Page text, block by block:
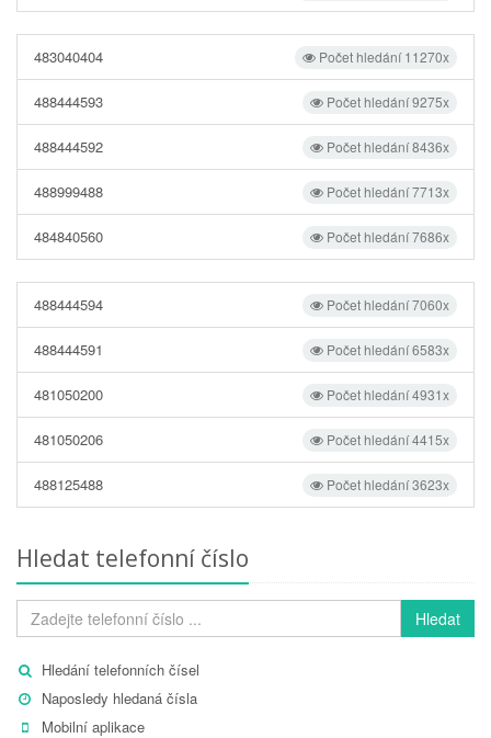
Počet hledání 11270x
483040404
Počet hledání 9275x
488444593
Počet hledání 8436x
488444592
Počet hledání 7713x
488999488
Počet hledání 7686x
484840560
Počet hledání 7060x
488444594
Počet hledání 6583x
488444591
Počet hledání 4931x
481050200
Počet hledání 4415x
481050206
Počet hledání 3623x
488125488
Hledat telefonní číslo
Hledat
Hledání telefonních čísel
Naposledy hledaná čísla
Mobilní aplikace